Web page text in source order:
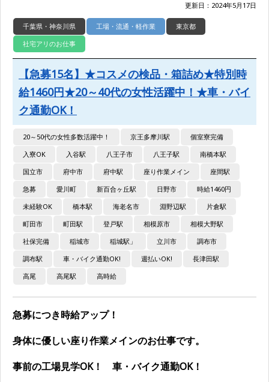
更新日：2024年5月17日
千葉県・神奈川県 工場・流通・軽作業
東京都
社宅アリのお仕事
【急募15名】★コスメの検品・箱詰め★特別時
給1460円★20～40代の女性活躍中！★車・バイ
ク通勤OK！
20～50代の女性多数活躍中！ 京王多摩川駅
個室寮完備
入寮OK
入谷駅 八王子市 八王子駅
南橋本駅
国立市
府中市 府中駅 座り作業メイン
座間駅
急募
愛川町 新百合ヶ丘駅 日野市
時給1460円
未経験OK
橋本駅 海老名市 淵野辺駅
片倉駅
町田市
町田駅 登戸駅 相模原市
相模大野駅
社保完備
稲城市 稲城駅」 立川市
調布市
調布駅
車・バイク通勤OK! 週払いOK!
長津田駅
高尾
高尾駅 高時給
急募につき時給アップ！
身体に優しい座り作業メインのお仕事です。
事前の工場見学OK！ 車・バイク通勤OK！